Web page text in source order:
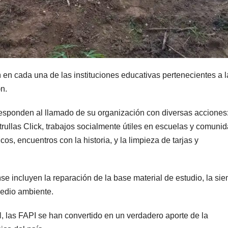
cada una de las instituciones educativas pertenecientes a
al llamado de su organización con diversas
Click, trabajos socialmente útiles en escuelas y
encuentros con la historia, y la limpieza de tarjas y
incluyen la reparación de la base material de estudio, la
ambiente.
FAPI se han convertido en un verdadero aporte de la